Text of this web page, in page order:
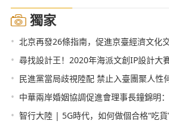
獨家
• 北京再發26條指南，促進京臺經濟文化
• 尋找設計王！2020年海派文創IP設計大
• 民進黨當局歧視陸配 禁止入臺團聚人性
• 中華兩岸婚姻協調促進會理事長鐘錦明：望
• 智行大陸 | 5G時代，如何做個合格“吃貨”